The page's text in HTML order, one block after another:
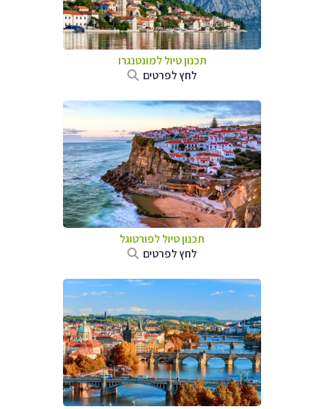
תכנון טיול למונטנגרו
לחץ לפרטים
תכנון טיול לפורטוגל
לחץ לפרטים